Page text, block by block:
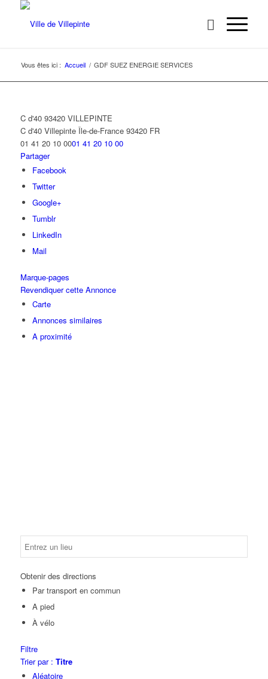
Vous êtes ici : Accueil / GDF SUEZ ENERGIE SERVICES
C d'40 93420 VILLEPINTE
C d'40 Villepinte Île-de-France 93420 FR
01 41 20 10 0001 41 20 10 00
Partager
Facebook
Twitter
Google+
Tumblr
LinkedIn
Mail
Marque-pages
Revendiquer cette Annonce
Carte
Annonces similaires
A proximité
Obtenir des directions
Par transport en commun
A pied
À vélo
Filtre
Trier par : Titre
Aléatoire